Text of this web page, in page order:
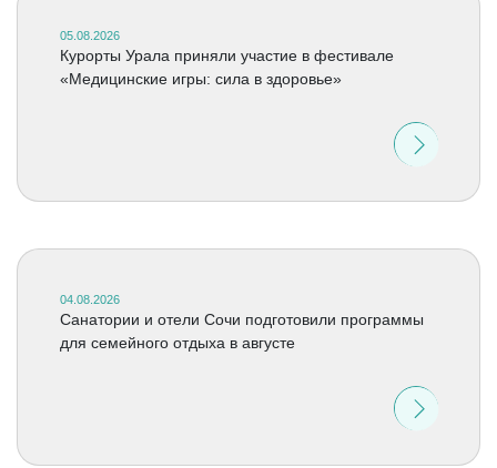
05.08.2026
Курорты Урала приняли участие в фестивале
«Медицинские игры: сила в здоровье»
04.08.2026
Санатории и отели Сочи подготовили программы
для семейного отдыха в августе